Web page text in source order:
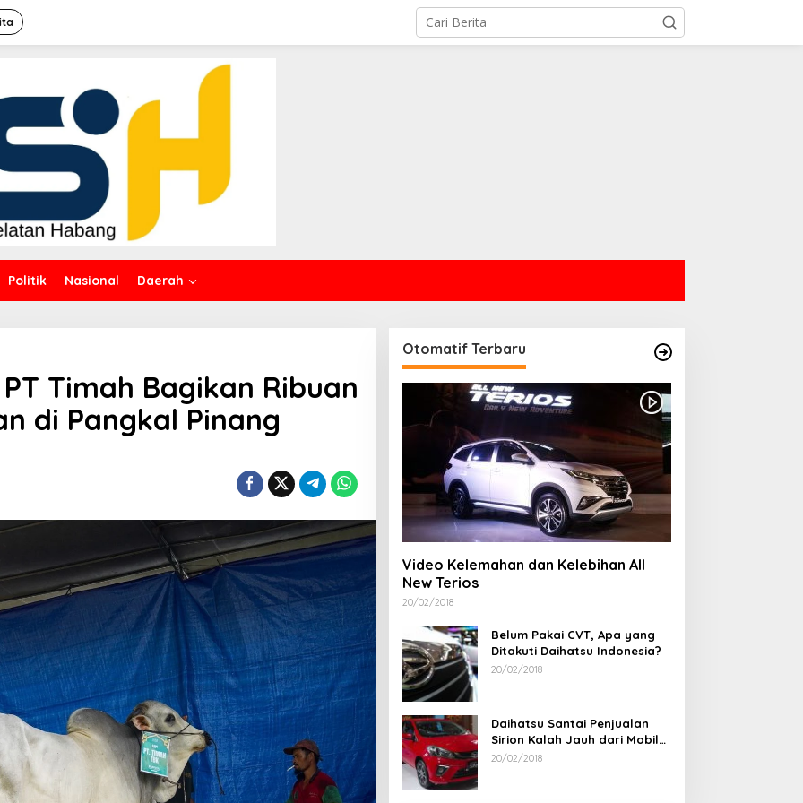
Politik Nasional Daerah
Timah Bagikan Ribuan
di Pangkal Pinang
Otomatif Terbaru
Video Kelemahan dan Kelebihan All
New Terios
20/02/2018
Belum Pakai CVT, Apa yang
Ditakuti Daihatsu Indonesia?
20/02/2018
Daihatsu Santai Penjualan
Sirion Kalah Jauh dari Mobil
LCGC
20/02/2018